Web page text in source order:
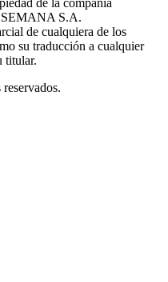
S.A.
de cualquiera de los
su traducción a cualquier
titular.